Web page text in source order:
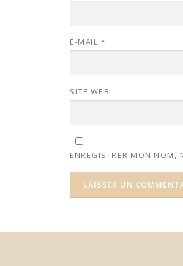
E-MAIL *
SITE WEB
ENREGISTRER MON NOM,